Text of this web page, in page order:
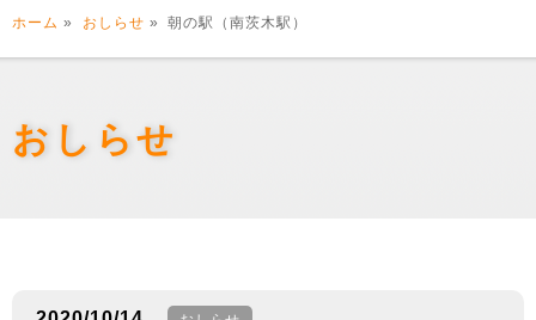
ホーム » おしらせ » 朝の駅（南茨木駅）
おしらせ